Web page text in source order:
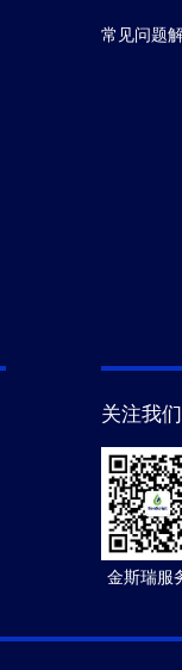
常见问题
关注我们
金斯瑞服